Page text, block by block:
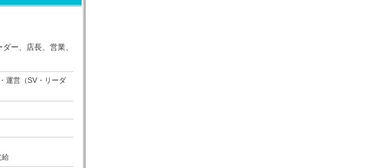
ー、店長、営業、
運営（SV・リーダ
給